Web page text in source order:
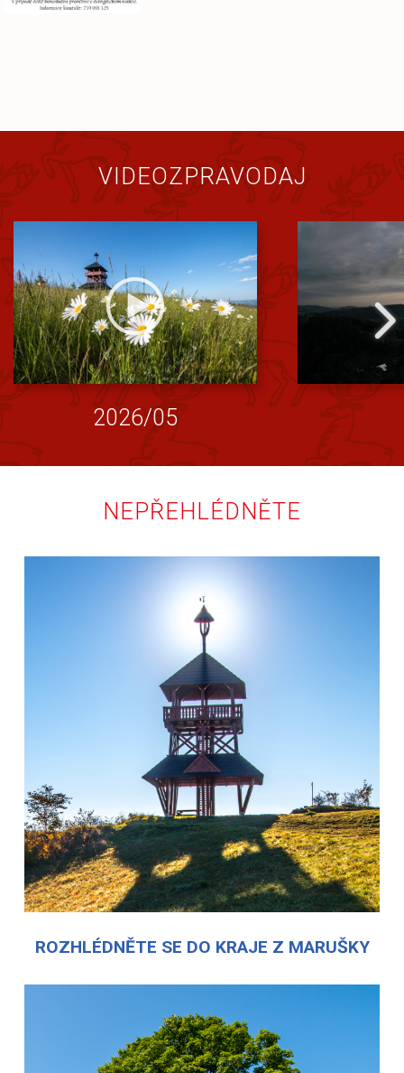
VIDEOZPRAVODAJ
2026/05
NEPŘEHLÉDNĚTE
ROZHLÉDNĚTE SE DO KRAJE Z MARUŠKY